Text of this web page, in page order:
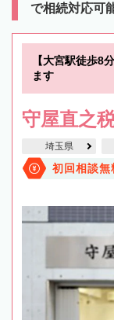
で相続対応可
【大宮駅徒歩8
ます
守屋直之
埼玉県
初回相談無